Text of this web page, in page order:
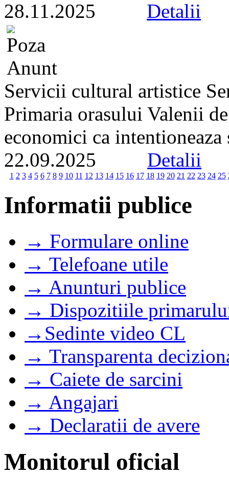
28.11.2025 Detalii
Servicii cultural artistice
Primaria orasului Valenii
economici ca
22.09.2025 Detalii
1 2 3 4 5 6 7 8 9 10 11 12 13 14 15 16 17 18 19 20 21 22 23 24 25
Informatii publice
→ Formulare online
→ Telefoane utile
→ Anunturi publice
→ Dispozitiile
→Sedinte video CL
→ Transparenta
→ Caiete de sarcini
→ Angajari
→ Declaratii de avere
Monitorul oficial